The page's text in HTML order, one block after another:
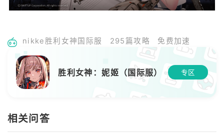
nikke胜利女神国际服 295篇攻略 免费加速
胜利女神：妮姬（国际服） 专区
相关问答